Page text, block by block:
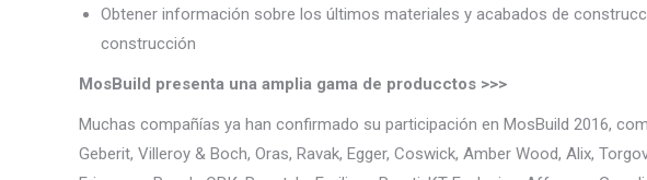
Obtener información sobre los últimos materiales y acabados de
construcción
MosBuild presenta una amplia gama de producctos >>>
Muchas compañías ya han confirmado su participación en MosBuild 2016,
Geberit, Villeroy & Boch, Oras, Ravak, Egger, Coswick, Amber Wood, Alix,